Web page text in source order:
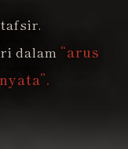
dalam “arus